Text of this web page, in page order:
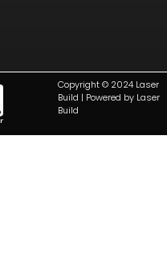
Copyright © 2024 Laser
Build | Powered by Laser
Build